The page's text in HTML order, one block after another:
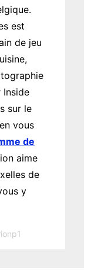
est
de jeu
Inside
sur le
vous
de
aime
de
y